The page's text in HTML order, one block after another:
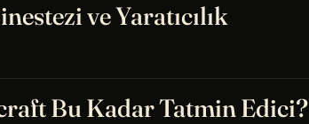
ve Yaratıcılık
Bu Kadar Tatmin Edici?